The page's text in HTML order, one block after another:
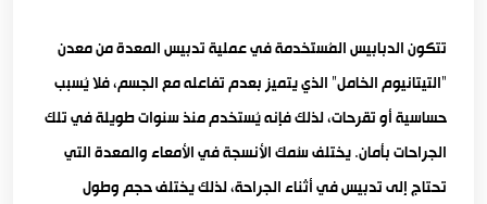
تتكون الدبابيس المُستَخدمة في عملية تدبيس المعدة من معدن
“التيتانيوم الخامل” الذي يتميز بعدم تفاعله مع الجسم، فلا يُسبب
حساسية أو تقرحات، لذلك فإنه يُستخدم منذ سنوات طويلة في تلك
الجراحات بأمان. يختلف سُمك الأنسجة في الأمعاء والمعدة التي
تحتاج إلى تدبيس في أثناء الجراحة، لذلك يختلف حجم وطول